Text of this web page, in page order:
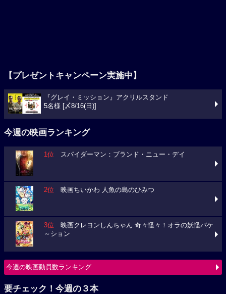
【プレゼントキャンペーン実施中】
『グレイ・ミッション』アクリルスタンド
5名様 [〆8/16(日)]
今週の映画ランキング
1位 スパイダーマン：ブランド・ニュー・デイ
2位 映画ちいかわ 人魚の島のひみつ
3位 映画クレヨンしんちゃん 奇々怪々！オラの妖怪バケ
～ション
今週の映画動員数ランキング
要チェック！今週の３本